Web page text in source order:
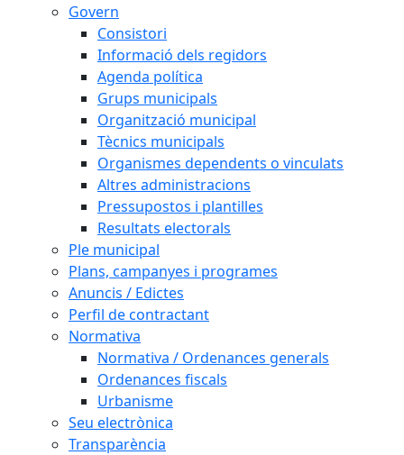
Govern
Consistori
Informació dels regidors
Agenda política
Grups municipals
Organització municipal
Tècnics municipals
Organismes dependents o vinculats
Altres administracions
Pressupostos i plantilles
Resultats electorals
Ple municipal
Plans, campanyes i programes
Anuncis / Edictes
Perfil de contractant
Normativa
Normativa / Ordenances generals
Ordenances fiscals
Urbanisme
Seu electrònica
Transparència